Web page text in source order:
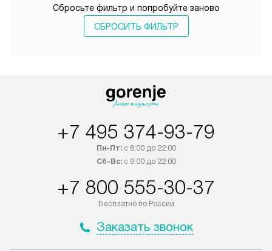
Сбросьте фильтр и попробуйте заново
СБРОСИТЬ ФИЛЬТР
+7 495 374-93-79
Пн-Пт:с 8:00 до 22:00
Сб-Вс:с 9:00 до 22:00
+7 800 555-30-37
Бесплатно по России
Заказать звонок